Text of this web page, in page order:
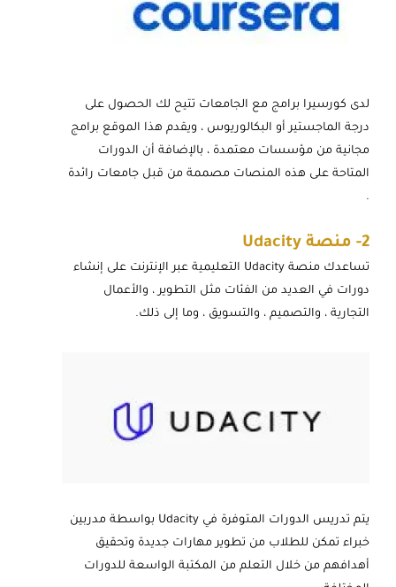
لدى كورسيرا برامج مع الجامعات تتيح لك الحصول على
درجة الماجستير أو البكالوريوس ، ويقدم هذا الموقع برامج
مجانية من مؤسسات معتمدة ، بالإضافة أن الدورات
المتاحة على هذه المنصات مصممة من قبل جامعات رائدة
.
2- منصة Udacity
تساعدك منصة Udacity التعليمية عبر الإنترنت على إنشاء
دورات في العديد من الفئات مثل التطوير ، والأعمال
التجارية ، والتصميم ، والتسويق ، وما إلى ذلك.
يتم تدريس الدورات المتوفرة في Udacity بواسطة مدربين
خبراء تمكن للطلاب من تطوير مهارات جديدة وتحقيق
أهدافهم من خلال التعلم من المكتبة الواسعة للدورات